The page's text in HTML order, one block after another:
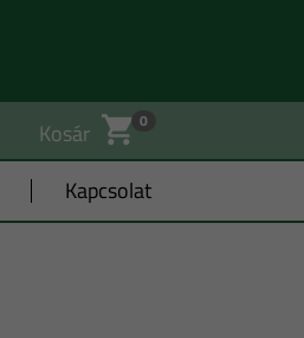
Kosár 0
Kapcsolat